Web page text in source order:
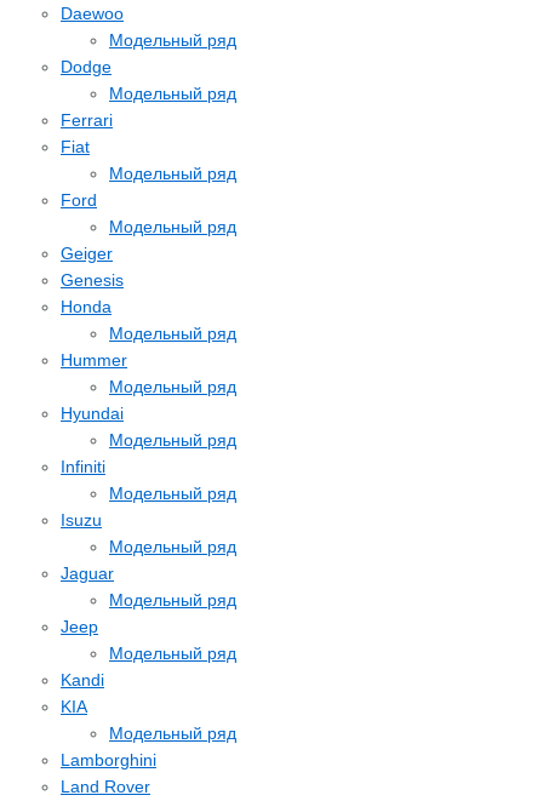
Daewoo
Модельный ряд
Dodge
Модельный ряд
Ferrari
Fiat
Модельный ряд
Ford
Модельный ряд
Geiger
Genesis
Honda
Модельный ряд
Hummer
Модельный ряд
Hyundai
Модельный ряд
Infiniti
Модельный ряд
Isuzu
Модельный ряд
Jaguar
Модельный ряд
Jeep
Модельный ряд
Kandi
KIA
Модельный ряд
Lamborghini
Land Rover